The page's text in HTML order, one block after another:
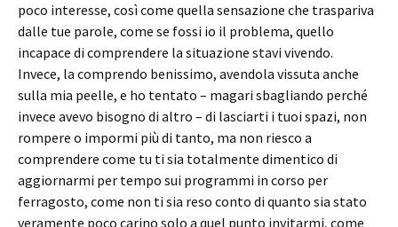
poco interesse, così come quella sensazione che traspariva
dalle tue parole, come se fossi io il problema, quello
incapace di comprendere la situazione stavi vivendo.
Invece, la comprendo benissimo, avendola vissuta anche
sulla mia peelle, e ho tentato – magari sbagliando perché
invece avevo bisogno di altro – di lasciarti i tuoi spazi, non
rompere o impormi più di tanto, ma non riesco a
comprendere come tu ti sia totalmente dimentico di
aggiornarmi per tempo sui programmi in corso per
ferragosto, come non ti sia reso conto di quanto sia stato
veramente poco carino solo a quel punto invitarmi, come